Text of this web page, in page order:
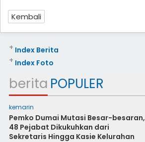
Kembali
Index Berita
+
Index Foto
+
berita POPULER
kemarin
Pemko Dumai Mutasi Besar-besaran,
48 Pejabat Dikukuhkan dari
Sekretaris Hingga Kasie Kelurahan